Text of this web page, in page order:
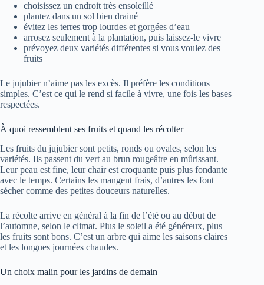
choisissez un endroit très ensoleillé
plantez dans un sol bien drainé
évitez les terres trop lourdes et gorgées d’eau
arrosez seulement à la plantation, puis laissez-le vivre
prévoyez deux variétés différentes si vous voulez des
fruits
Le jujubier n’aime pas les excès. Il préfère les conditions
simples. C’est ce qui le rend si facile à vivre, une fois les bases
respectées.
À quoi ressemblent ses fruits et quand les récolter
Les fruits du jujubier sont petits, ronds ou ovales, selon les
variétés. Ils passent du vert au brun rougeâtre en mûrissant.
Leur peau est fine, leur chair est croquante puis plus fondante
avec le temps. Certains les mangent frais, d’autres les font
sécher comme des petites douceurs naturelles.
La récolte arrive en général à la fin de l’été ou au début de
l’automne, selon le climat. Plus le soleil a été généreux, plus
les fruits sont bons. C’est un arbre qui aime les saisons claires
et les longues journées chaudes.
Un choix malin pour les jardins de demain